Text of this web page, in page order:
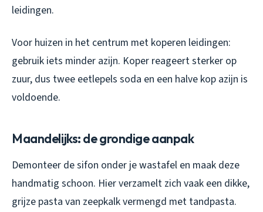
leidingen.
Voor huizen in het centrum met koperen leidingen:
gebruik iets minder azijn. Koper reageert sterker op
zuur, dus twee eetlepels soda en een halve kop azijn is
voldoende.
Maandelijks: de grondige aanpak
Demonteer de sifon onder je wastafel en maak deze
handmatig schoon. Hier verzamelt zich vaak een dikke,
grijze pasta van zeepkalk vermengd met tandpasta.